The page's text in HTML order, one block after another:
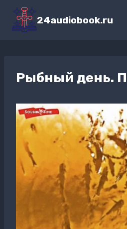
Перейти
содержимому
24audiobook.ru
Рыбный день.